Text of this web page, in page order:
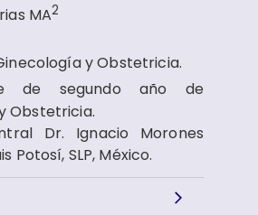
MA2
y Obstetricia.
de segundo año de
Obstetricia.
Dr. Ignacio Morones
Potosí, SLP, México.